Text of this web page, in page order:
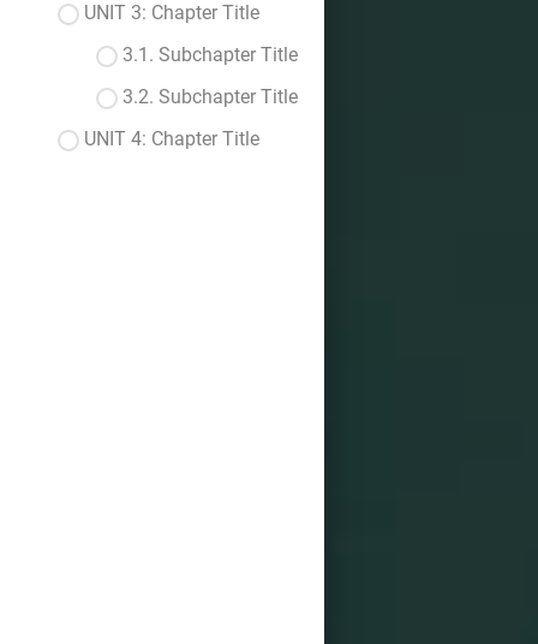
UNIT 3: Chapter Title
3.1. Subchapter Title
3.2. Subchapter Title
UNIT 4: Chapter Title